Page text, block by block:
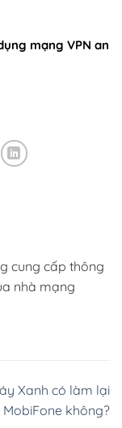
mạng VPN an
cung cấp thông
nhà mạng
Xanh có làm lại
MobiFone không?